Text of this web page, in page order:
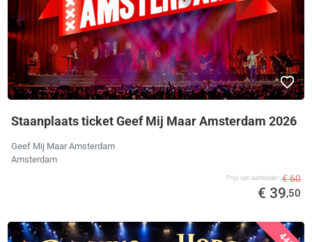
Staanplaats ticket Geef Mij Maar Amsterdam 2026
Geef Mij Maar Amsterdam
Amsterdam
Prijs van aanbieder € 60
€ 39,50